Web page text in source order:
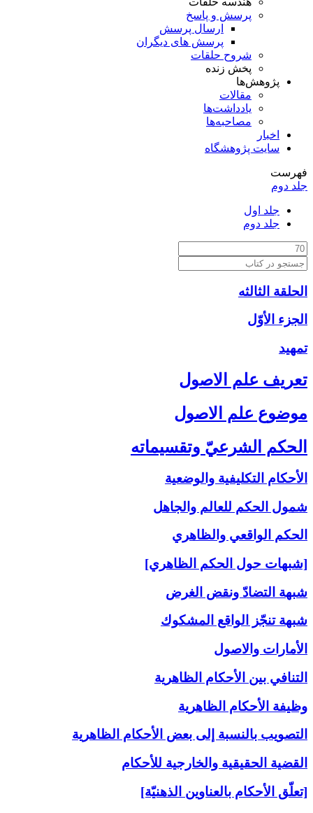
پرسش و پاسخ
ارسال پرسش
پرسش های دیگران
شروح حلقات
پخش زنده
پژوهش‌ها
مقالات
یادداشت‌ها
مصاحبه‌ها
اخبار
سایت پژوهشگاه
فهرست
جلد دوم
جلد اول
جلد دوم
الحلقة الثالثه
الجزء الأوّل‏
تمهيد
تعريف علم الاصول‏
موضوع علم الاصول‏
الحكم الشرعيّ وتقسيماته‏
الأحكام التكليفية والوضعية
شمول الحكم للعالم والجاهل
الحكم الواقعي والظاهري
[شبهات حول الحكم الظاهري]
شبهة التضادّ ونقض الغرض
شبهة تنجّز الواقع المشكوك
الأمارات والاصول
التنافي بين الأحكام الظاهرية
وظيفة الأحكام الظاهرية
التصويب بالنسبة إلى‏ بعض الأحكام الظاهرية
القضية الحقيقية والخارجية للأحكام
[تعلّق الأحكام بالعناوين الذهنيّة]